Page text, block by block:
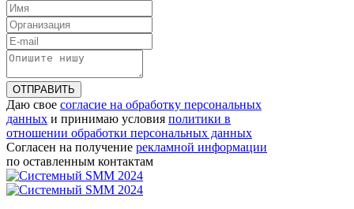
ОТПРАВИТЬ
Даю свое согласие на обработку персональных
данных и принимаю условия политики в
отношении обработки персональных данных
Согласен на получение рекламной информации
по оставленным контактам